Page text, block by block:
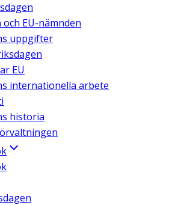
EU-nämnden
uppgifter
EU
internationella arbete
historia